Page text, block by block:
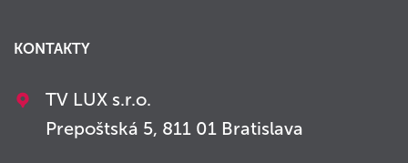
KONTAKTY
TV LUX s.r.o.
Prepoštská 5, 811 01 Bratislava